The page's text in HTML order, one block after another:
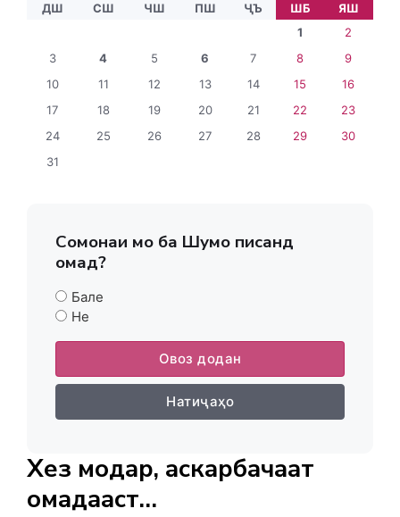
ДШ СШ ЧШ ПШ ҶЪ ШБ
ЯШ
1
2
3
4 5 6 7 8
9
10
11 12 13 14 15
16
17
18 19 20 21 22
23
24
25 26 27 28 29
30
31
Сомонаи мо ба Шумо писанд
омад?
Бале
Не
Овоз додан
Натиҷаҳо
Хез модар, аскарбачаат
омадааст…